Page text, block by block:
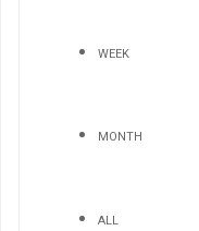
WEEK
MONTH
ALL